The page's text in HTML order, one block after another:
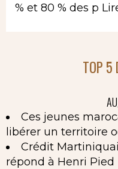
% et 80 % des p
TOP 5
Ces jeunes
libérer un territoire
Crédit
répond à Henri Pied